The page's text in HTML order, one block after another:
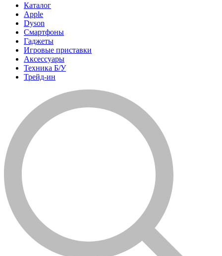
Каталог
Apple
Dyson
Смартфоны
Гаджеты
Игровые приставки
Аксессуары
Техника Б/У
Трейд-ин